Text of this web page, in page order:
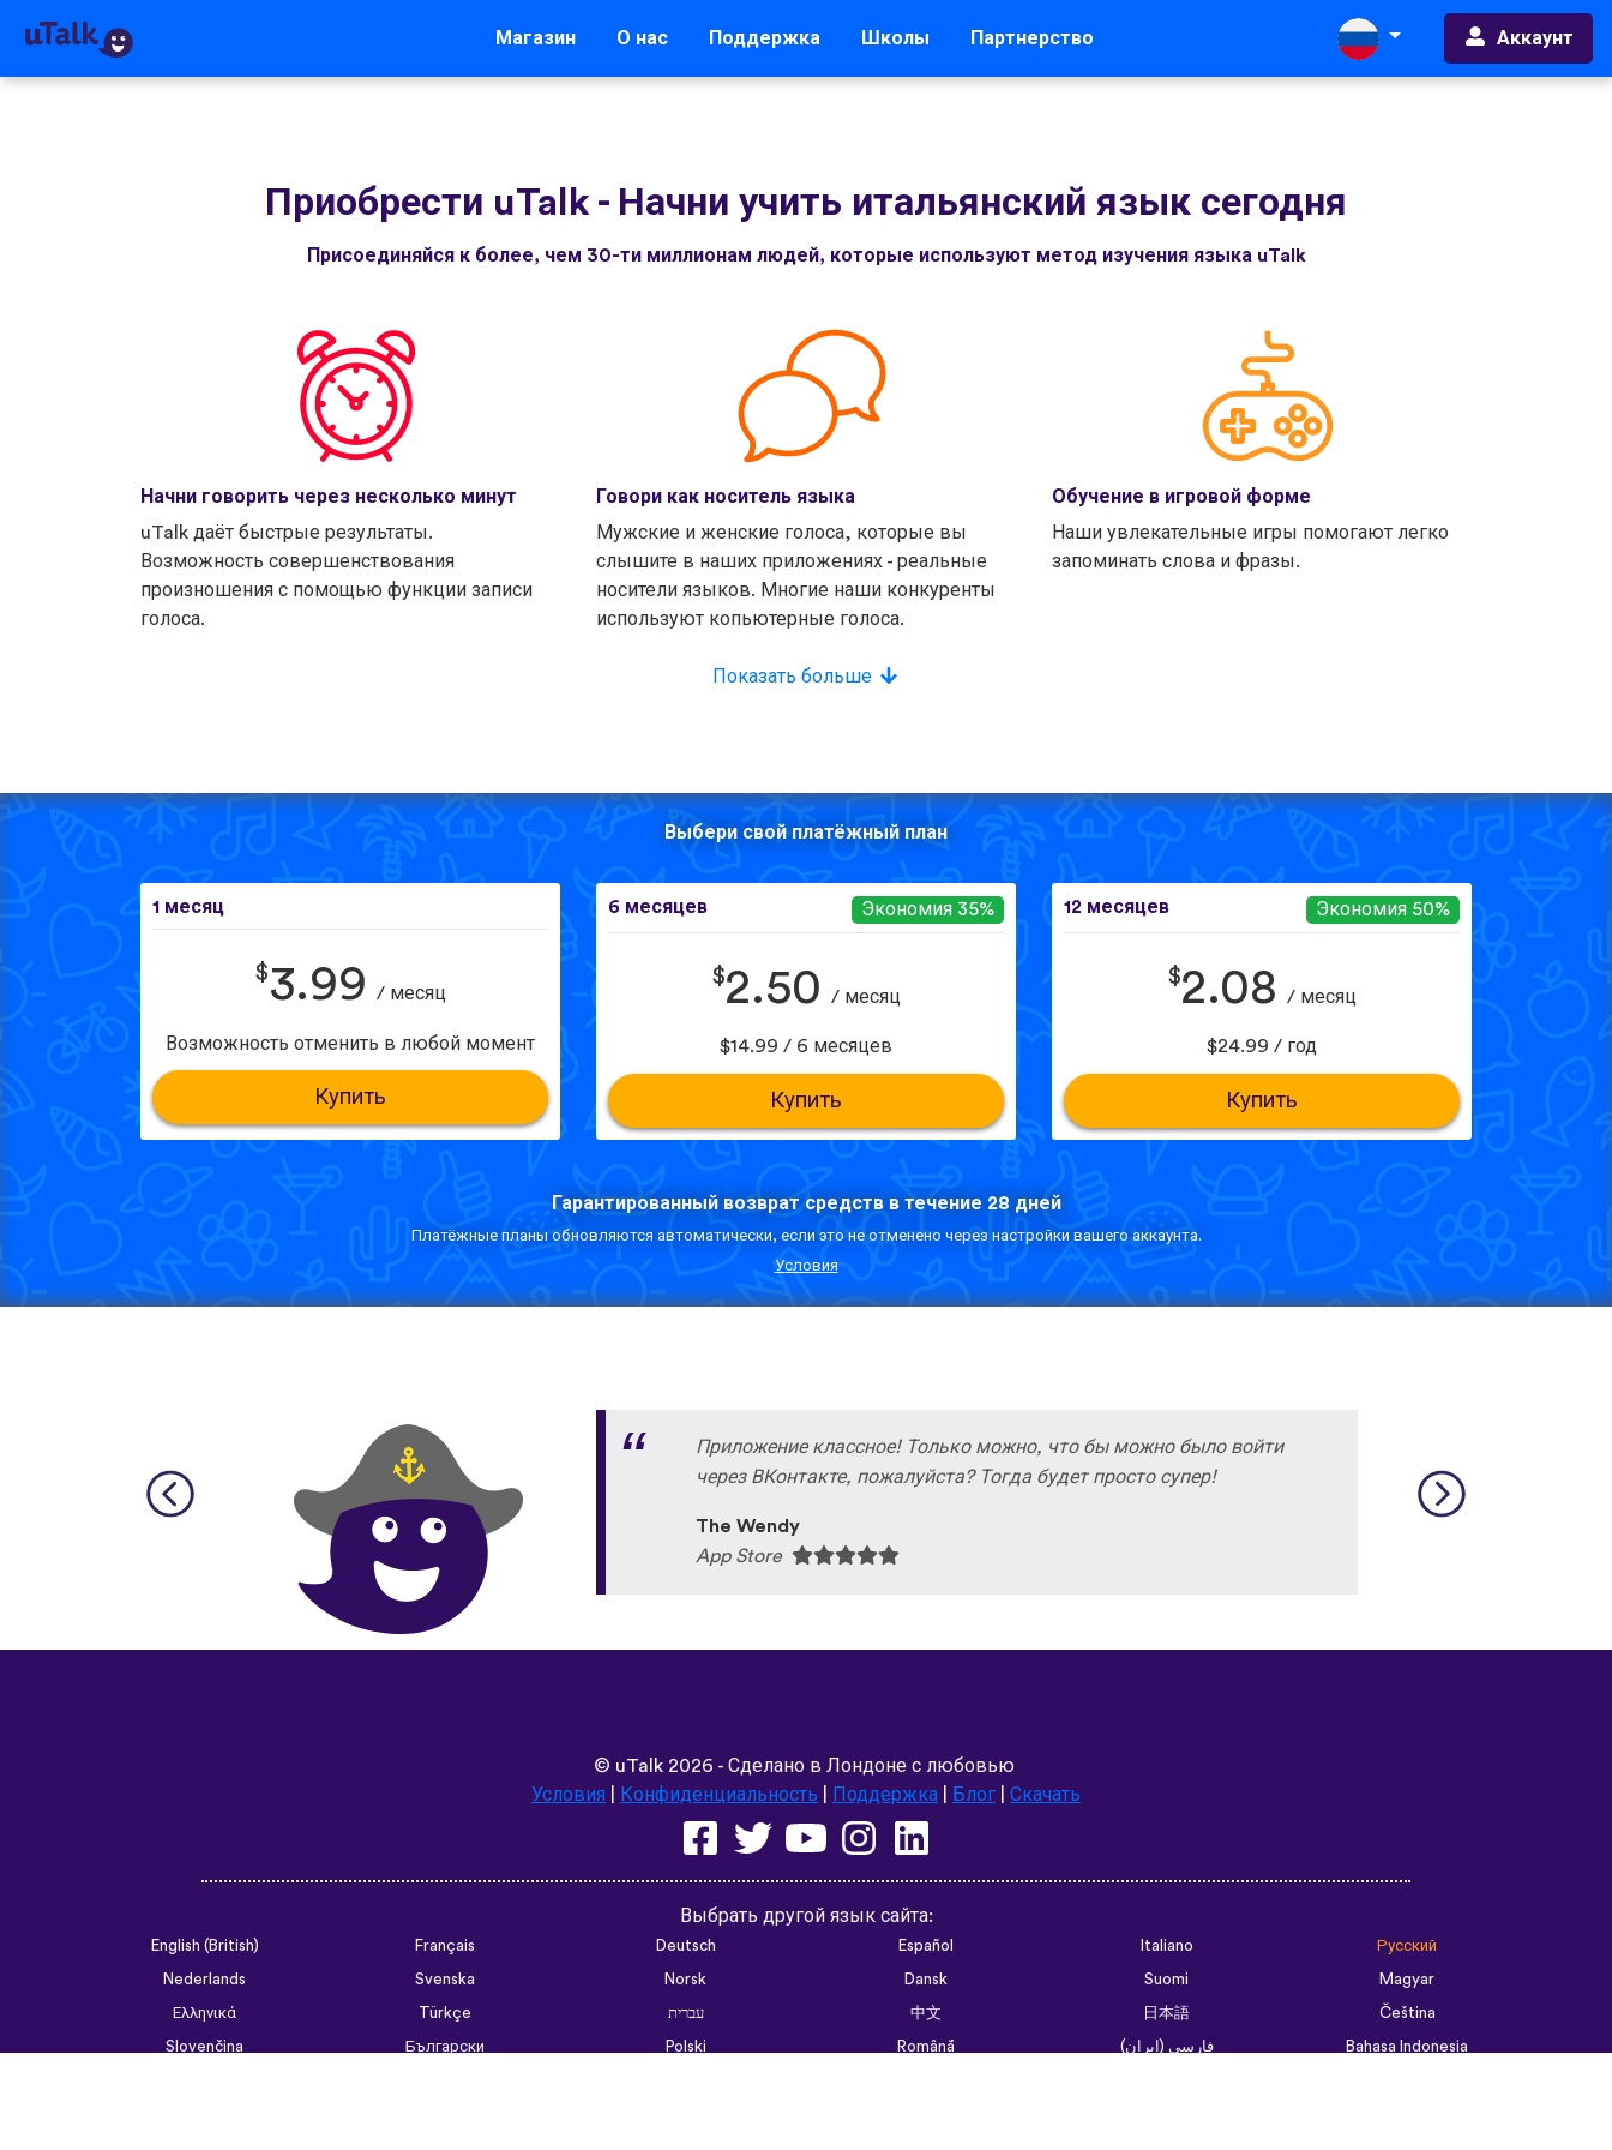
Магазин О нас Поддержка Школы Партнерство Аккаунт
Приобрести uTalk - Начни учить итальянский язык сегодня
Присоединяйся к более, чем 30-ти миллионам людей, которые используют метод изучения языка uTalk
Начни говорить через несколько минут
uTalk даёт быстрые результаты.
Возможность совершенствования
произношения с помощью функции записи
голоса.
Говори как носитель языка
Мужские и женские голоса, которые вы
слышите в наших приложениях - реальные
носители языков. Многие наши конкуренты
используют копьютерные голоса.
Обучение в игровой форме
Наши увлекательные игры помогают легко
запоминать слова и фразы.
Показать больше
Выбери свой платёжный план
1 месяц
$3.99 / месяц
Возможность отменить в любой момент
Купить
6 месяцев Экономия 35%
$2.50 / месяц
$14.99 / 6 месяцев
Купить
12 месяцев Экономия 50%
$2.08 / месяц
$24.99 / год
Купить
Гарантированный возврат средств в течение 28 дней
Платёжные планы обновляются автоматически, если это не отменено через настройки вашего аккаунта.
Условия
Приложение классное! Только можно, что бы можно было войти
через ВКонтакте, пожалуйста? Тогда будет просто супер!
The Wendy
App Store
© uTalk2026 - Сделано в Лондоне с любовью
Условия
Конфиденциальность Поддержка Блог Скачать
Выбрать другой язык сайта:
English (British) Français Deutsch Español Italiano
Русский
Nederlands
Svenska Norsk Dansk Suomi
Magyar
Ελληνικά
Türkçe עברית 中文 日本語
Čeština
Slovenčina
Български Polski Română فارسی (ایران)
Bahasa Indonesia